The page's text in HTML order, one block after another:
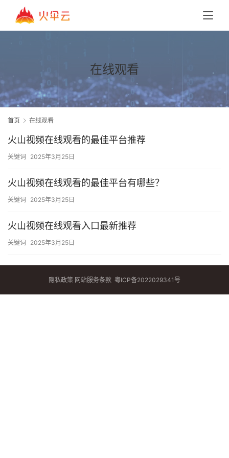
在线观看
首页 在线观看
火山视频在线观看的最佳平台推荐
关键词 2025年3月25日
火山视频在线观看的最佳平台有哪些？
关键词 2025年3月25日
火山视频在线观看入口最新推荐
关键词 2025年3月25日
隐私政策 网站服务条款 粤ICP备2022029341号